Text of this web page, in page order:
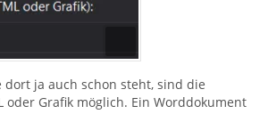
dort ja auch schon steht, sind die
oder Grafik möglich. Ein Worddokument